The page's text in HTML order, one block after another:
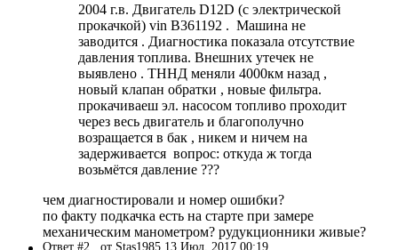
2004 г.в. Двигатель D12D (c электрической
прокачкой) vin B361192 . Машина не
заводится . Диагностика показала отсутствие
давления топлива. Внешних утечек не
выявлено . ТННД меняли 4000км назад ,
новый клапан обратки , новые фильтра.
прокачиваеш эл. насосом топливо проходит
через весь двигатель и благополучно
возращается в бак , никем и ничем на
задерживается вопрос: откуда ж тогда
возьмётся давление ???
чем диагностировали и номер ошибки?
по факту подкачка есть на старте при замере
механическим манометром? рудукционники живые?
Ответ #2 от Stas1985 13 Июл, 2017 00:19